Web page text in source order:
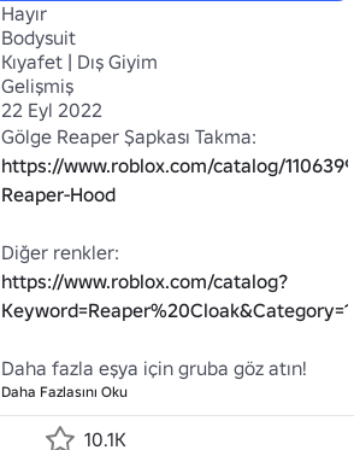
Hayır
Bodysuit
Kıyafet | Dış Giyim
Gelişmiş
22 Eyl 2022
https://www.roblox.com/catalog/
Reaper-Hood
https://www.roblox.com/catalog?
Daha fazla eşya için gruba göz atın!
Daha Fazlasını Oku
10.1K